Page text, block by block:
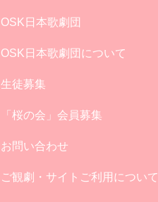
OSK日本歌劇団
OSK日本歌劇団について
生徒募集
「桜の会」会員募集
お問い合わせ
ご観劇・サイトご利用について